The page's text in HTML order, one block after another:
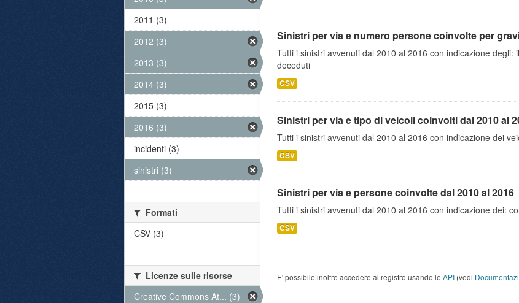
Sinistri per via e numero persone coinvolte per
Tutti i sinistri avvenuti dal 2010 al 2016 con indicazione
deceduti
CSV
Sinistri per via e tipo di veicoli coinvolti dal 2010 al
Tutti i sinistri avvenuti dal 2010 al 2016 con indicazione dei
CSV
Sinistri per via e persone coinvolte dal 2010 al 2016
Tutti i sinistri avvenuti dal 2010 al 2016 con indicazione dei:
CSV
E' possibile inoltre accedere al registro usando le API (vedi
2011 (3)
2012 (3)
2013 (3)
2014 (3)
2015 (3)
2016 (3)
incidenti (3)
sinistri (3)
Formati
CSV (3)
Licenze sulle risorse
Creative Commons At... (3)